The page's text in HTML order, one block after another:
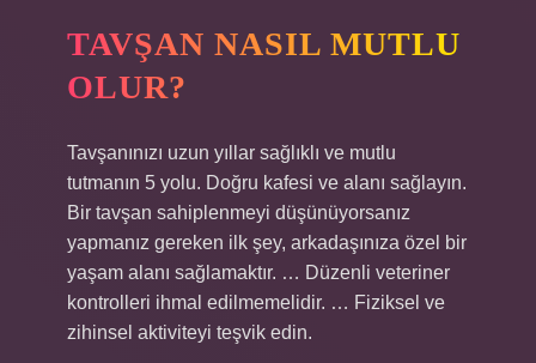
TAVŞAN NASIL MUTLU
OLUR?
Tavşanınızı uzun yıllar sağlıklı ve mutlu
tutmanın 5 yolu. Doğru kafesi ve alanı sağlayın.
Bir tavşan sahiplenmeyi düşünüyorsanız
yapmanız gereken ilk şey, arkadaşınıza özel bir
yaşam alanı sağlamaktır. … Düzenli veteriner
kontrolleri ihmal edilmemelidir. … Fiziksel ve
zihinsel aktiviteyi teşvik edin.